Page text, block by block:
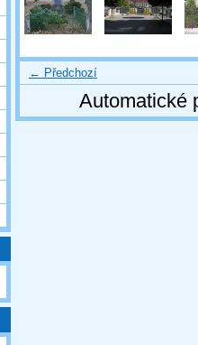
← Předchozí
Automatické